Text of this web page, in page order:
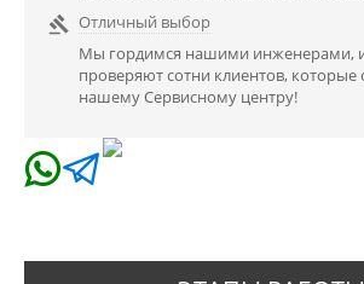
 Отличный выбор
Мы гордимся нашими инженерами,
проверяют сотни клиентов,
нашему Сервисному центру!